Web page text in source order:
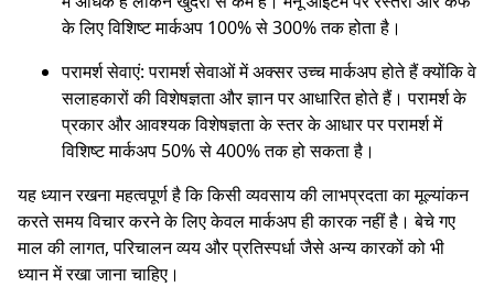
के लिए विशिष्ट मार्कअप 100% से 300% तक होता है।
परामर्श सेवाएं: परामर्श सेवाओं में अक्सर उच्च मार्कअप होते हैं क्योंकि वे
सलाहकारों की विशेषज्ञता और ज्ञान पर आधारित होते हैं। परामर्श के
प्रकार और आवश्यक विशेषज्ञता के स्तर के आधार पर परामर्श में
विशिष्ट मार्कअप 50% से 400% तक हो सकता है।
यह ध्यान रखना महत्वपूर्ण है कि किसी व्यवसाय की लाभप्रदता का मूल्यांकन
करते समय विचार करने के लिए केवल मार्कअप ही कारक नहीं है। बेचे गए
माल की लागत, परिचालन व्यय और प्रतिस्पर्धा जैसे अन्य कारकों को भी
ध्यान में रखा जाना चाहिए।